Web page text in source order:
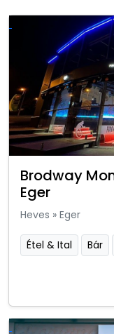
Brodway
Eger
Heves » Eger
Étel & Ital Bár